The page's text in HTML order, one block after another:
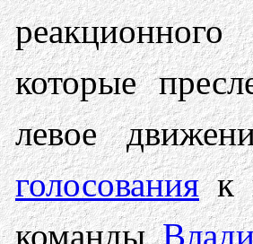
которые
левое
голосованияк
команды